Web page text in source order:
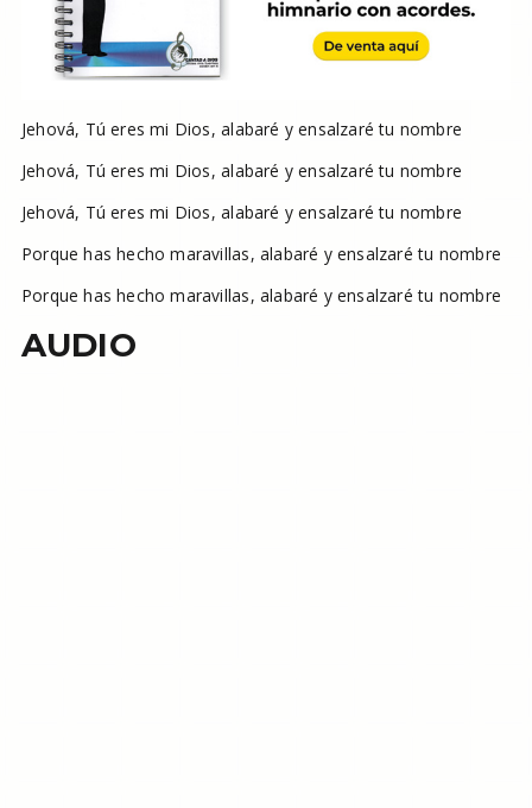
Jehová, Tú eres mi Dios, alabaré y ensalzaré tu nombre
Jehová, Tú eres mi Dios, alabaré y ensalzaré tu nombre
Jehová, Tú eres mi Dios, alabaré y ensalzaré tu nombre
Porque has hecho maravillas, alabaré y ensalzaré tu nombre
Porque has hecho maravillas, alabaré y ensalzaré tu nombre
AUDIO